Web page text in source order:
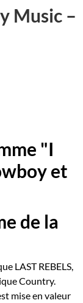
Music –
"I
et
de la
LAST REBELS,
Country.
mise en valeur